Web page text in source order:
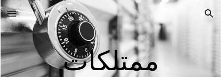
Skip to main content Skip to navigation
ممتلكات